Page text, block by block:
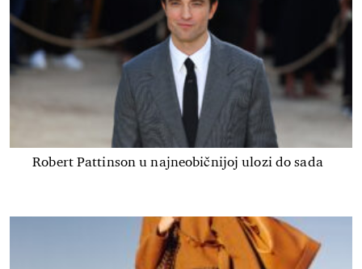
Robert Pattinson u najneobičnijoj ulozi do sada